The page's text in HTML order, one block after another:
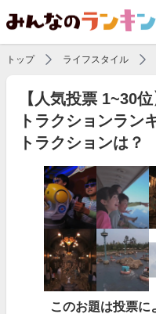
トップ ライフスタイル
【人気投票 1~30
トラクションラン
トラクションは？
このお題は投票に